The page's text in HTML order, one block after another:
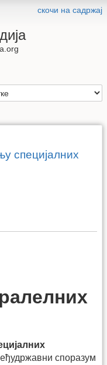
скочи на садржај
специјалних
споразум